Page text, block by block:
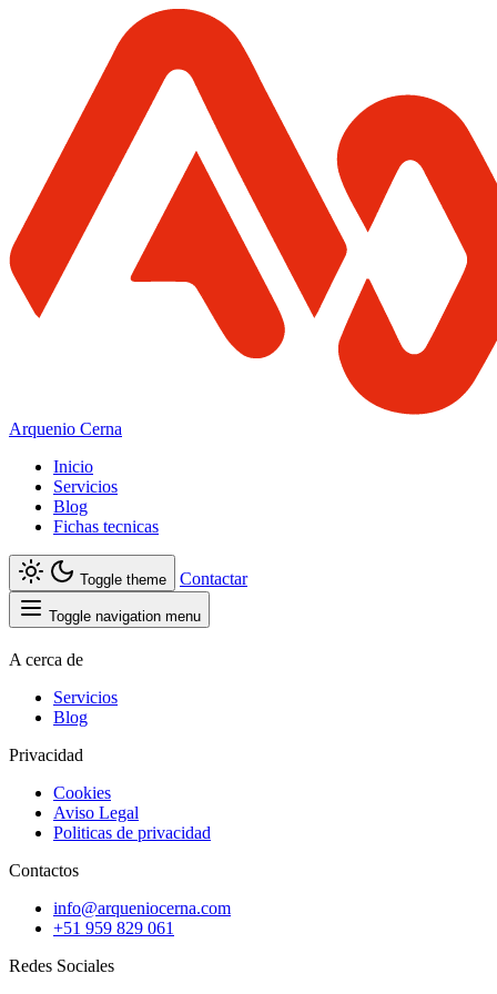
Arquenio Cerna
Inicio
Servicios
Blog
Fichas tecnicas
Toggle theme Contactar
Toggle navigation menu
A cerca de
Servicios
Blog
Privacidad
Cookies
Aviso Legal
Politicas de privacidad
Contactos
info@arqueniocerna.com
+51 959 829 061
Redes Sociales